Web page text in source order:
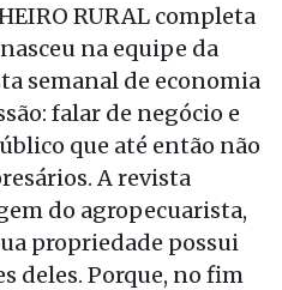
RURAL completa
na equipe da
semanal de economia
falar de negócio e
que até então não
A revista
do agropecuarista,
propriedade possui
deles. Porque, no fim